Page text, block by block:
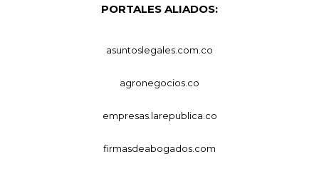
PORTALES ALIADOS:
asuntoslegales.com.co
agronegocios.co
empresas.larepublica.co
firmasdeabogados.com